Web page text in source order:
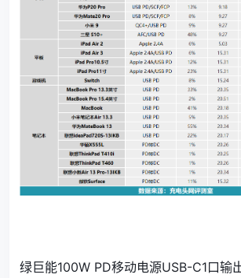
绿巨能100W PD移动电源USB-C1口输